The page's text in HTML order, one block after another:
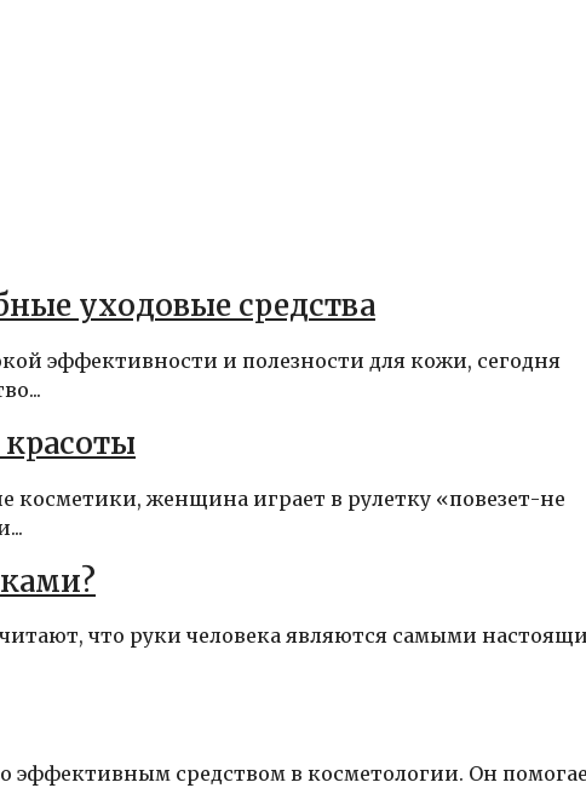
уходовые средства
эффективности и полезности для кожи, сегодня
косметики, женщина играет в рулетку «повезет-не
что руки человека являются самыми
эффективным средством в косметологии. Он